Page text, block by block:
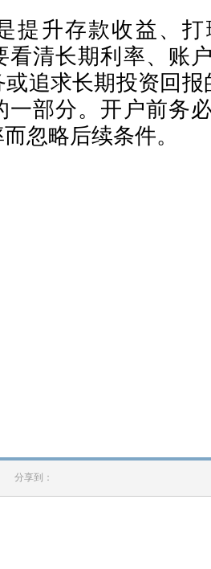
提升存款收益、
看清长期利率、账
追求长期投资回
一部分。开户前务
忽略后续条件。
分享到：